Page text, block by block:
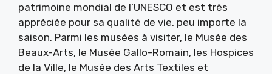
patrimoine mondial de l’UNESCO et est très
appréciée pour sa qualité de vie, peu importe la
saison. Parmi les musées à visiter, le Musée des
Beaux-Arts, le Musée Gallo-Romain, les Hospices
de la Ville, le Musée des Arts Textiles et